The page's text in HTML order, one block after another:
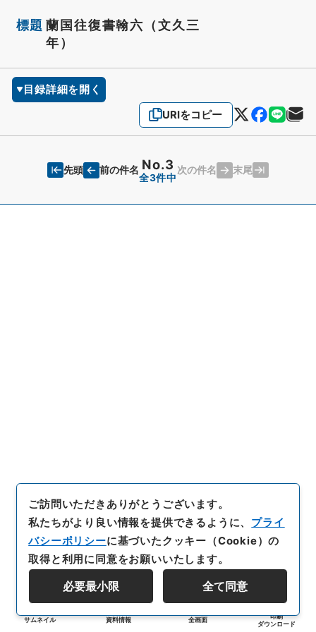
標題 蘭国往復書翰六（文久三
年）
目録詳細を開く
URIをコピー
先頭 前の件名 No.3
全3件中
次の件名 末尾
サムネイル 資料情報 全画面
印刷
ダウンロード
ご訪問いただきありがとうございます。
私たちがより良い情報を提供できるように、 プライ
バシーポリシーに基づいたクッキー（Cookie）の
取得と利用に同意をお願いいたします。
必要最小限 全て同意